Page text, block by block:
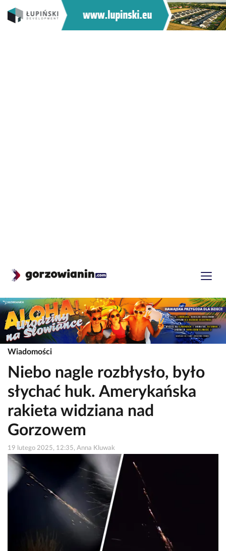
Wiadomości
Niebo nagle rozbłysło, było
słychać huk. Amerykańska
rakieta widziana nad
Gorzowem
19 lutego 2025, 12:35, Anna Kluwak